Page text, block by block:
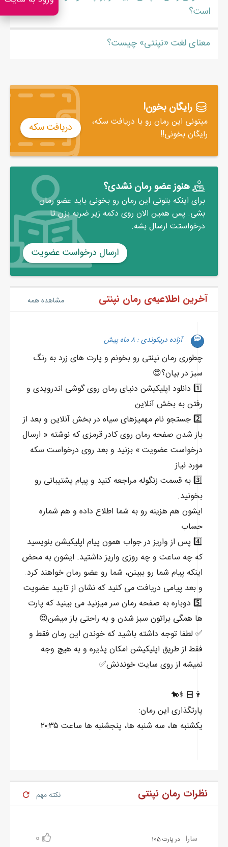
است؟
معنای لغت «نپنتی» چیست؟
رایگان بخون!
میتونی این رمان رو با دریافت سکه،
رایگان بخونی!!
دریافت سکه
هنوز عضو رمان نشدی؟
برای اینکه بتونی این رمان رو بخونی باید عضو رمان
بشی. پس همین الان روی دکمه زیر ضربه بزن تا
درخواستت ارسال بشه.
ارسال درخواست عضویت
آخرین اطلاعیه‌ی رمان نپنتی مشاهده همه
آزاده دریکوندی : ۸ ماه پیش
چطوری رمان نپنتی رو بخونم و پارت های زرد به رنگ
سبز در بیان؟😍
1️⃣ دانلود اپلیکیشن دنیای رمان روی گوشی اندرویدی و
رفتن به بخش آنلاین
2️⃣ جستجو نام مهمیزهای سیاه در بخش آنلاین و بعد از
باز شدن صفحه رمان روی کادر قرمزی که نوشته « ارسال
درخواست عضویت » بزنید و بعد روی درخواست سکه
مورد نیاز
3️⃣ به قسمت زنگوله مراجعه کنید و پیام پشتیبانی رو
بخونید.
ایشون هم هزینه رو به شما اطلاع داده و هم شماره
حساب
4️⃣ پس از واریز در جواب همون پیام اپلیکیشن بنویسید
که چه ساعت و چه روزی واریز داشتید. ایشون به محض
اینکه پیام شما رو ببینن، شما رو عضو رمان خواهند کرد.
و بعد پیامی دریافت می کنید که نشان از تایید عضویت
5️⃣ دوباره به صفحه رمان سر میزنید می بینید که پارت
ها همگی براتون سبز شدن و به راحتی باز میشن😍
✅ لطفا توجه داشته باشید که خوندن این رمان فقط و
فقط از طریق اپلیکیشن امکان پذیره و به هیچ وجه
نمیشه از روی سایت خوندنش✅
👩🏻 ⚕️🐎
پارتگذاری این رمان:
یکشنبه ها، سه شنبه ها، پنجشنبه ها ساعت ۲۰:۳۵
نظرات رمان نپنتی نکته مهم
سارا در پارت 105 0